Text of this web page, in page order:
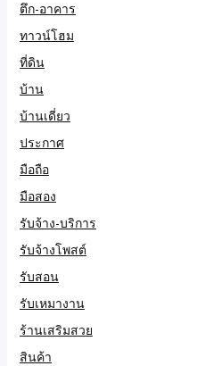
ตึก-อาคาร
ทาวน์โฮม
ที่ดิน
บ้าน
บ้านเดี่ยว
ประกาศ
มือถือ
มือสอง
รับจ้าง-บริการ
รับจ้างโพสต์
รับสอน
รับเหมางาน
ร้านเสริมสวย
สินค้า